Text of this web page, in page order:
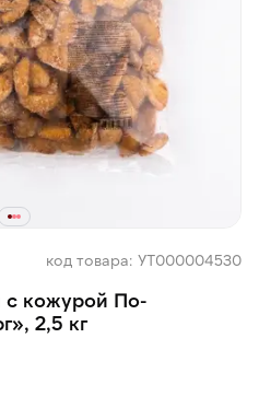
код товара: УТ000004530
с кожурой По-
2,5 кг